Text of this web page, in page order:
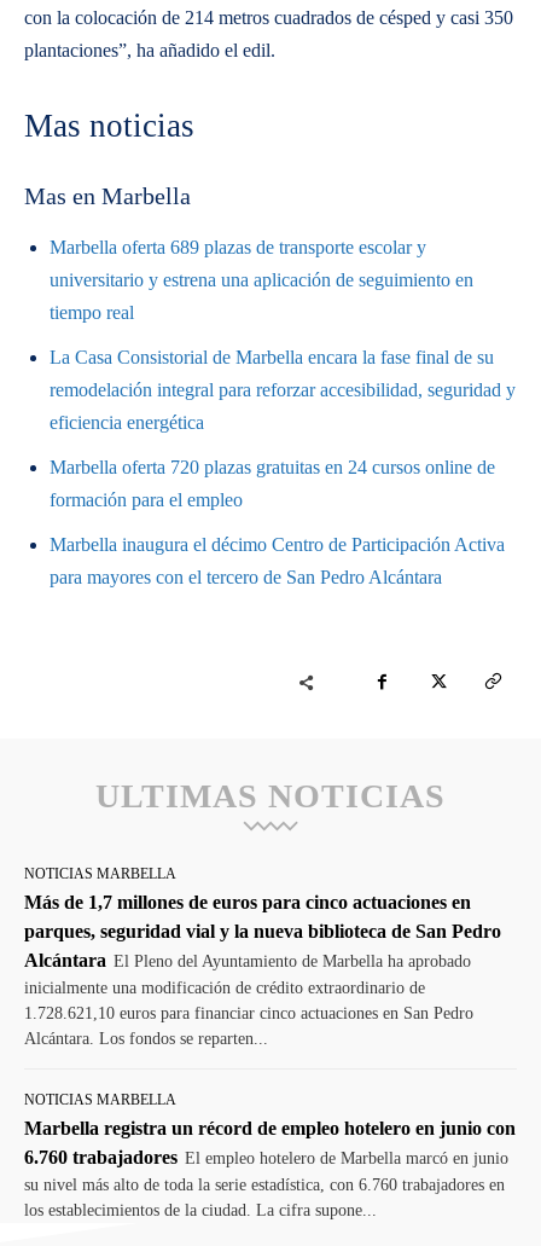
con la colocación de 214 metros cuadrados de césped y casi 350
plantaciones”, ha añadido el edil.
Mas noticias
Mas en Marbella
Marbella oferta 689 plazas de transporte escolar y
universitario y estrena una aplicación de seguimiento en
tiempo real
La Casa Consistorial de Marbella encara la fase final de su
remodelación integral para reforzar accesibilidad, seguridad y
eficiencia energética
Marbella oferta 720 plazas gratuitas en 24 cursos online de
formación para el empleo
Marbella inaugura el décimo Centro de Participación Activa
para mayores con el tercero de San Pedro Alcántara
ULTIMAS NOTICIAS
NOTICIAS MARBELLA
Más de 1,7 millones de euros para cinco actuaciones en
parques, seguridad vial y la nueva biblioteca de San Pedro
Alcántara El Pleno del Ayuntamiento de Marbella ha aprobado
inicialmente una modificación de crédito extraordinario de
1.728.621,10 euros para financiar cinco actuaciones en San Pedro
Alcántara. Los fondos se reparten...
NOTICIAS MARBELLA
Marbella registra un récord de empleo hotelero en junio con
6.760 trabajadores El empleo hotelero de Marbella marcó en junio
su nivel más alto de toda la serie estadística, con 6.760 trabajadores en
los establecimientos de la ciudad. La cifra supone...